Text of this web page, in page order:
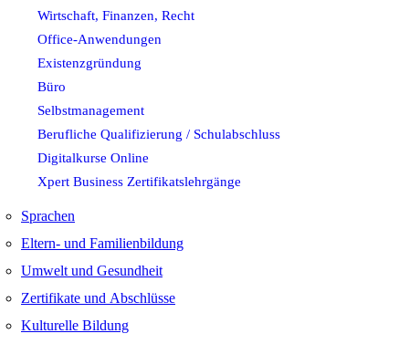
Wirtschaft, Finanzen, Recht
Office-Anwendungen
Existenzgründung
Büro
Selbstmanagement
Berufliche Qualifizierung / Schulabschluss
Digitalkurse Online
Xpert Business Zertifikatslehrgänge
Sprachen
Eltern- und Familienbildung
Umwelt und Gesundheit
Zertifikate und Abschlüsse
Kulturelle Bildung